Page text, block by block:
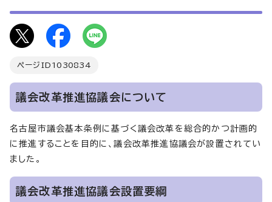
ページID 1030834
議会改革推進協議会について
名古屋市議会基本条例に基づく議会改革を総合的かつ計画的
に推進することを目的に、議会改革推進協議会が設置されてい
ました。
議会改革推進協議会設置要綱